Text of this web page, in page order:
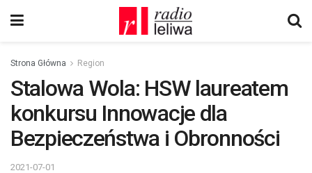
Strona Główna Region
Stalowa Wola: HSW laureatem
konkursu Innowacje dla
Bezpieczeństwa i Obronności
2021-07-01